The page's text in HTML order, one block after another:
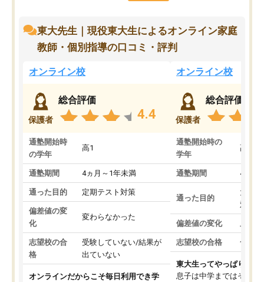
東大先生｜現役東大生によるオンライン家庭
教師・個別指導の口コミ・評判
オンライン校
保護者
総合評価
4.4
通塾開始時
の学年
高1
通塾期間 4ヵ月～1年未満
通った目的 定期テスト対策
偏差値の変
化
変わらなかった
志望校の合
格
受験していない/結果が
出ていない
オンラインだからこそ毎日利用でき学
オンライン校
保護者
総合評価
通塾開始時の
学年
高3
通塾期間 4ヵ月
通った目的
大学
対策
偏差値の変化
志望校の合格 合格
東大生ってやっぱりすご
息子は中学まではそこそ